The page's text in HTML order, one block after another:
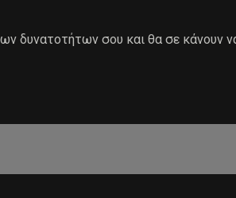
δυνατοτήτων σου και θα σε κάνουν